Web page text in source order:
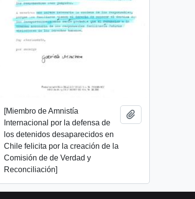
[Miembro de Amnistía
Internacional por la defensa de
los detenidos desaparecidos en
Chile felicita por la creación de la
Comisión de de Verdad y
Reconciliación]